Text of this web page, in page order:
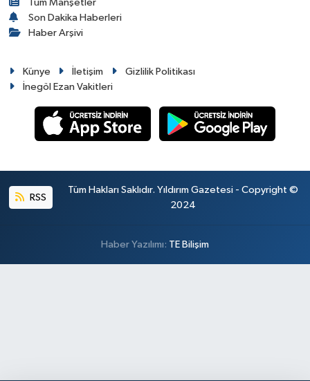
Tüm Manşetler
Son Dakika Haberleri
Haber Arşivi
Künye İletişim
Gizlilik Politikası
İnegöl Ezan Vakitleri
RSS
Tüm Hakları Saklıdır. Yıldırım Gazetesi - Copyright ©
2024
Haber Yazılımı: TE Bilişim